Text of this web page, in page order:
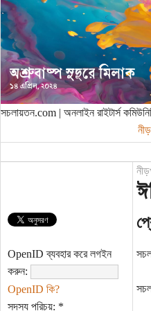
সচলায়তন.com | অনলাইন রাইটার্স
OpenID ব্যবহার করে লগইন
করুন:
OpenID কি?
সদস্য পরিচয়: *